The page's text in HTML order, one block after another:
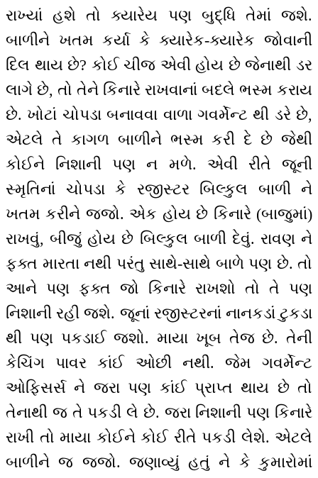
રાખ્યાં હશે તો ક્યારેય પણ બુદ્ધિ તેમાં જશે.
બાળીને ખતમ કર્યા કે ક્યારેક-ક્યારેક જોવાની
દિલ થાય છે? કોઈ ચીજ એવી હોય છે જેનાથી ડર
લાગે છે, તો તેને કિનારે રાખવાનાં બદલે ભસ્મ કરાય
છે. ખોટાં ચોપડા બનાવવા વાળા ગવર્મેન્ટ થી ડરે છે,
એટલે તે કાગળ બાળીને ભસ્મ કરી દે છે જેથી
કોઈને નિશાની પણ ન મળે. એવી રીતે જૂની
સ્મૃતિનાં ચોપડા કે રજીસ્ટર બિલ્કુલ બાળી ને
ખતમ કરીને જજો. એક હોય છે કિનારે (બાજુમાં)
રાખવું, બીજું હોય છે બિલ્કુલ બાળી દેવું. રાવણ ને
ફક્ત મારતા નથી પરંતુ સાથે-સાથે બાળે પણ છે. તો
આને પણ ફક્ત જો કિનારે રાખશો તો તે પણ
નિશાની રહી જશે. જૂનાં રજીસ્ટરનાં નાનકડાં ટુકડા
થી પણ પકડાઈ જશો. માયા ખૂબ તેજ છે. તેની
કેચિંગ પાવર કાંઈ ઓછી નથી. જેમ ગવર્મેન્ટ
ઓફિસર્સ ને જરા પણ કાંઈ પ્રાપ્ત થાય છે તો
તેનાથી જ તે પકડી લે છે. જરા નિશાની પણ કિનારે
રાખી તો માયા કોઈને કોઈ રીતે પકડી લેશે. એટલે
બાળીને જ જજો. જણાવ્યું હતું ને કે કુમારોમાં